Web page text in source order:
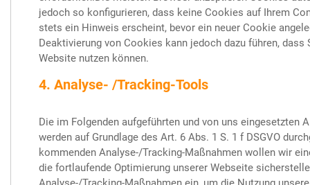
jedoch so konfigurieren, dass keine Cookies auf Ihrem
stets ein Hinweis erscheint, bevor ein neuer Cookie
Deaktivierung von Cookies kann jedoch dazu führen,
Website nutzen können.
4. Analyse- /Tracking-Tools
Die im Folgenden aufgeführten und von uns eingesetzten
werden auf Grundlage des Art. 6 Abs. 1 S. 1 f DSGVO
kommenden Analyse-/Tracking-Maßnahmen wollen wir
die fortlaufende Optimierung unserer Webseite